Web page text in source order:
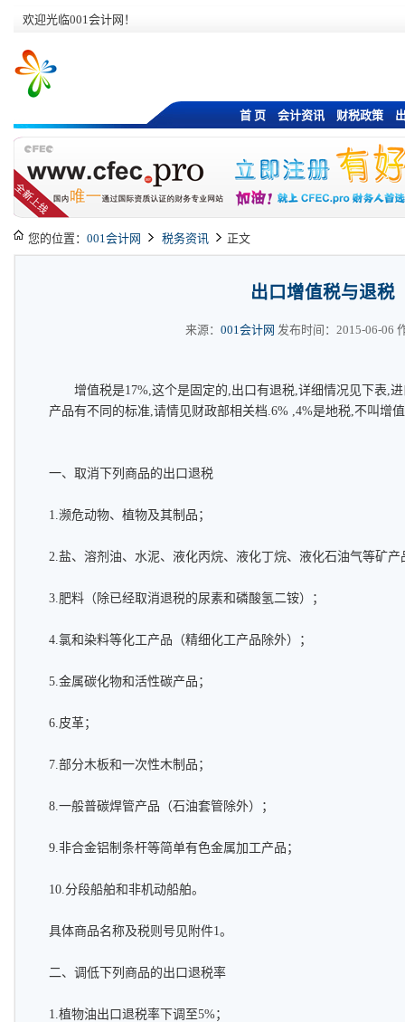
欢迎光临001会计网！
首 页 会计资讯 财税政策
您的位置： 001会计网 税务资讯 正文
出口增值税与退税
来源： 001会计网 发布时间：2015-06-06
增值税是17%,这个是固定的,出口有退税,详细情况见下表,
产品有不同的标准,请情见财政部相关档.6% ,4%是地税,不叫增
一、取消下列商品的出口退税
1.濒危动物、植物及其制品；
2.盐、溶剂油、水泥、液化丙烷、液化丁烷、液化石油气等矿产
3.肥料（除已经取消退税的尿素和磷酸氢二铵）；
4.氯和染料等化工产品（精细化工产品除外）；
5.金属碳化物和活性碳产品；
6.皮革；
7.部分木板和一次性木制品；
8.一般普碳焊管产品（石油套管除外）；
9.非合金铝制条杆等简单有色金属加工产品；
10.分段船舶和非机动船舶。
具体商品名称及税则号见附件1。
二、调低下列商品的出口退税率
1.植物油出口退税率下调至5%；